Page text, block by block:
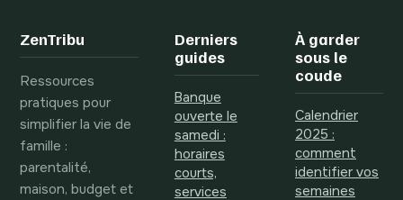
et protection
juridique
ZenTribu
Ressources
pratiques pour
simplifier la vie de
famille :
parentalité,
maison, budget et
Derniers
guides
Banque
ouverte le
samedi :
horaires
courts,
services
À garder
sous le
coude
Calendrier
2025 :
comment
identifier vos
semaines